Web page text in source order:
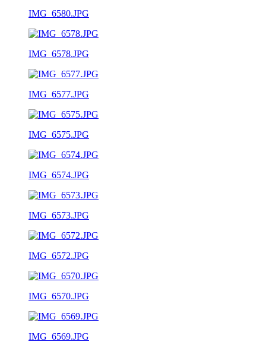
IMG_6580.JPG
IMG_6578.JPG
IMG_6577.JPG
IMG_6575.JPG
IMG_6574.JPG
IMG_6573.JPG
IMG_6572.JPG
IMG_6570.JPG
IMG_6569.JPG